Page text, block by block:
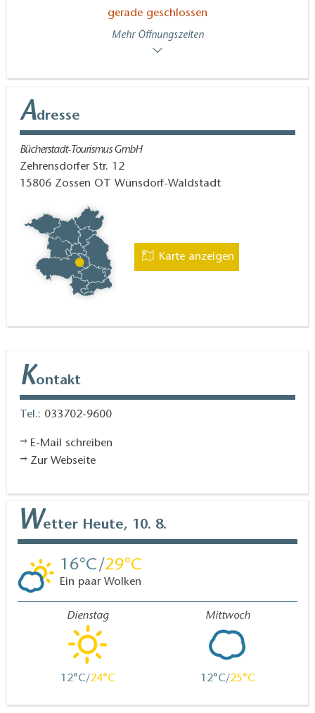
gerade geschlossen
Mehr Öffnungszeiten
Adresse
Bücherstadt-Tourismus GmbH
Zehrensdorfer Str. 12
15806 Zossen OT Wünsdorf-Waldstadt
Karte anzeigen
Kontakt
Tel.: 033702-9600
E-Mail schreiben
Zur Webseite
Wetter Heute, 10. 8.
16 29
Ein paar Wolken
Dienstag
12 24
Mittwoch
12 25